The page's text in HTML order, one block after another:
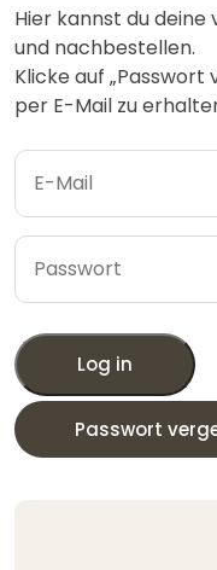
Hier kannst du
und nachbestellen.
Klicke auf „Passwort
per E-Mail zu
Log in
Passwort